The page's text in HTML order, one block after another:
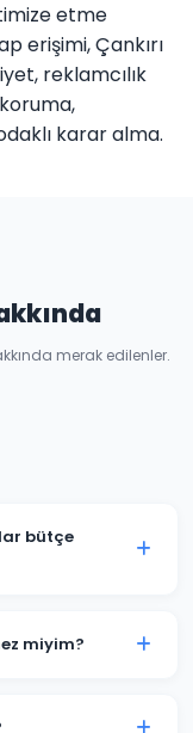
etme
erişimi, Çankırı
reklamcılık
karar alma.
merak edilenler.
bütçe
sonuçlar için
miyim?